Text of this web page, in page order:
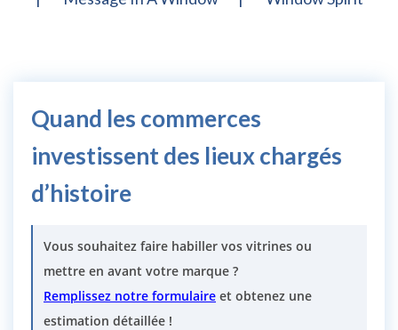
Quand les commerces
investissent des lieux chargés
d’histoire
Vous souhaitez faire habiller vos vitrines ou
mettre en avant votre marque ?
Remplissez notre formulaire et obtenez une
estimation détaillée !